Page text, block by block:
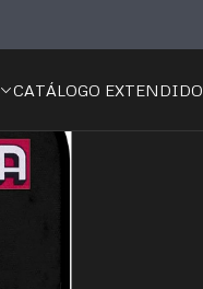
CATÁLOGO EXTENDIDO